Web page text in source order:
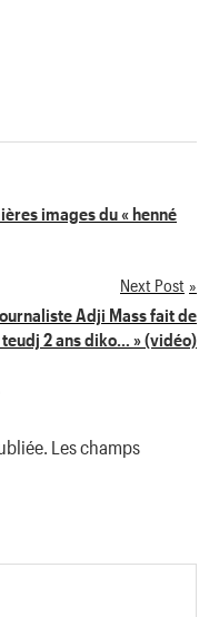
images du « henné
Next Post
Adji Mass fait de
2 ans diko… » (vidéo)
Les champs